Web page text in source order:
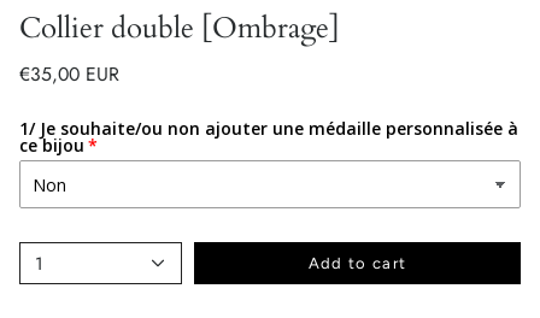
Collier double [Ombrage]
€35,00 EUR
1/ Je souhaite/ou non ajouter une médaille personnalisée à
ce bijou
1 Add to cart